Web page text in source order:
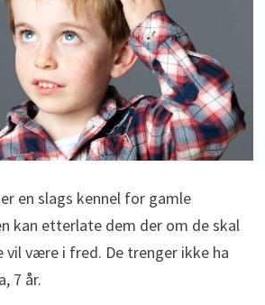
en slags kennel for gamle
kan etterlate dem der om de skal
vil være i fred. De trenger ikke ha
7 år.